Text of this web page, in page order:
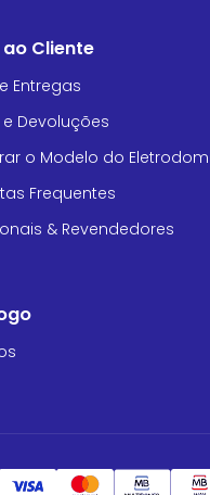
Cliente
Entregas
Devoluções
o Modelo do
Frequentes
& Revendedores